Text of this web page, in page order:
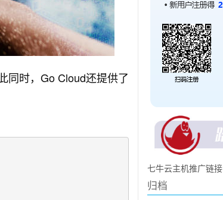
同时，Go Cloud还提供了
七牛云主机推广链接
归档